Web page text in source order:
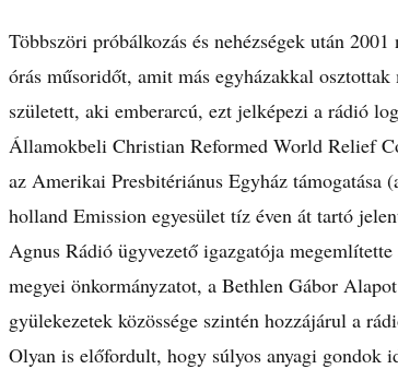
Többszöri próbálkozás és nehézségek után
órás műsoridőt, amit más egyházakkal
született, aki emberarcú, ezt jelképezi a rádió
Államokbeli Christian Reformed World Relief
az Amerikai Presbitériánus Egyház támogatása
holland Emission egyesület tíz éven át tartó
Agnus Rádió ügyvezető igazgatója
megyei önkormányzatot, a Bethlen Gábor
gyülekezetek közössége szintén hozzájárul a
Olyan is előfordult, hogy súlyos anyagi gondok